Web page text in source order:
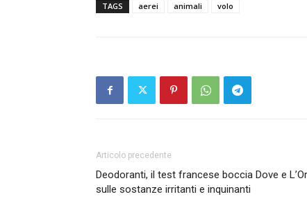
TAGS aerei animali volo
Articolo precedente
Deodoranti, il test francese boccia Dove e
sulle sostanze irritanti e inquinanti